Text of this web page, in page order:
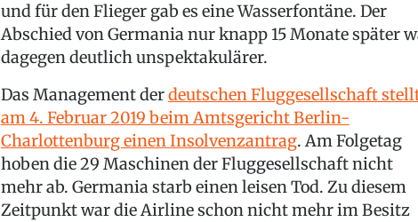
und für den Flieger gab es eine Wasserfontäne. Der
Abschied von Germania nur knapp 15 Monate später
dagegen deutlich unspektakulärer.
Das Management derdeutschen Fluggesellschaft
am 4. Februar 2019 beim Amtsgericht Berlin-
Charlottenburg einen Insolvenzantrag. Am Folgetag
hoben die 29 Maschinen der Fluggesellschaft nicht
mehr ab. Germania starb einen leisen Tod. Zu diesem
Zeitpunkt war die Airline schon nicht mehr im Besitz